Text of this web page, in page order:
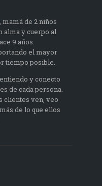
de 2 niños
alma y cuerpo al
9 años.
el mayor
tiempo posible.
y conecto
de cada persona.
clientes ven, veo
de lo que ellos